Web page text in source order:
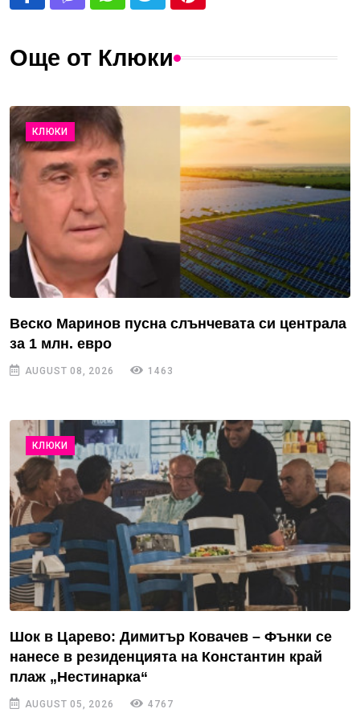
Още от Клюки
КЛЮКИ
Веско Маринов пусна слънчевата си централа
за 1 млн. евро
AUGUST 08, 2026 1463
КЛЮКИ
Шок в Царево: Димитър Ковачев – Фънки се
нанесе в резиденцията на Константин край
плаж „Нестинарка“
AUGUST 05, 2026 4767